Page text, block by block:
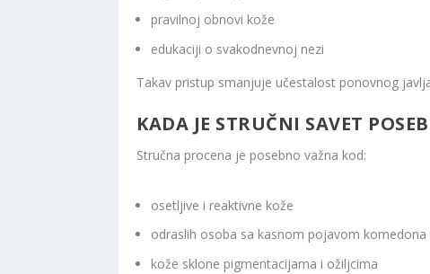
pravilnoj obnovi kože
edukaciji o svakodnevnoj nezi
Takav pristup smanjuje učestalost ponovnog
KADA JE STRUČNI SAVET
Stručna procena je posebno važna kod:
osetljive i reaktivne kože
odraslih osoba sa kasnom pojavom komedona
kože sklone pigmentacijama i ožiljcima